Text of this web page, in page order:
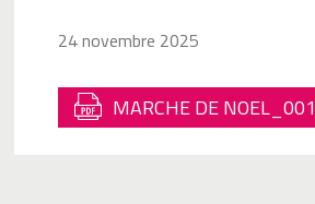
24 novembre 2025
MARCHE DE NOEL_001